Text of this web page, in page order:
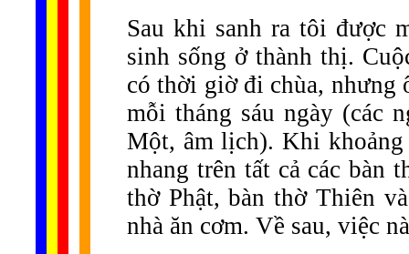
Sau khi sanh ra tôi được
sinh sống ở thành thị.
có thời giờ đi chùa, nhưng
mỗi tháng sáu ngày (các
Một, âm lịch). Khi
nhang trên tất cả các bàn
thờ Phật, bàn thờ Thiên
nhà ăn cơm. Về sau, việc